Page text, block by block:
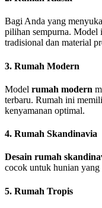
Bagi Anda yang
pilihan sempurna. Model
tradisional dan material
3. Rumah Modern
Model rumah modern
terbaru. Rumah ini
kenyamanan optimal.
4. Rumah Skandinavia
Desain rumah
cocok untuk hunian yang
5. Rumah Tropis